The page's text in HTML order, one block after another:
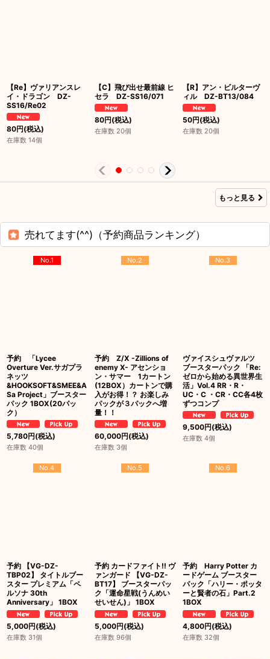
【Re】ヴァリアンスレ
イ・ドラゴン DZ-
SS16/Re02
80円(税込)
在庫数 14個
【C】飛び出せ最前線 ヒ
セラ DZ-SS16/071
80円(税込)
在庫数 20個
【R】アン・ビルターヴ
ィル DZ-BT13/084
50円(税込)
在庫数 20個
もっと見る
売れてます(^^)（予約商品ランキング）
No.1
予約 「Lycee
Overture Ver.サガプラ
ネッツ
&HOOKSOFT&SMEE&A
Sa Project」ブースター
パック 1BOX(20パッ
ク）
5,780円(税込)
在庫数 40個
No.2
予約 Z/X -Zillions of
enemy X- アセンショ
ン・サマー 1カートン
(12BOX）カートンで購
入がお得！？ お楽しみ
パックが３パックへ増
量！！
60,000円(税込)
在庫数 3個
No.3
ヴァイスシュヴァルツ
ブースターパック 「Re:
ゼロから始める異世界生
活」Vol.4 RR・R・
UC・C ・CR・CC各4枚
ずつコンプ
9,500円(税込)
在庫数 4個
No.4
予約 【VG-DZ-
TBP02】 タイトルブー
スター プレミアム「ペ
ルソナ 30th
Anniversary」 1BOX
5,000円(税込)
在庫数 31個
No.5
予約 カードファイト!! ヴ
ァンガード 【VG-DZ-
BT17】 ブースターパッ
ク「運命星戦(うんめい
せいせん)」 1BOX
5,000円(税込)
在庫数 96個
No.6
予約 Harry Potter カ
ードゲーム ブースター
パック「ハリー・ポッタ
ーと賢者の石」Part.2
1BOX
4,800円(税込)
在庫数 32個